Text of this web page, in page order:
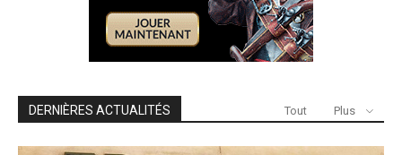
DERNIÈRES ACTUALITÉS Tout Plus